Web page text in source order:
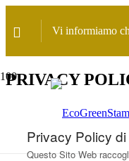
Vi informiamo
PRIVACY
Privacy Policy di
Questo Sito Web